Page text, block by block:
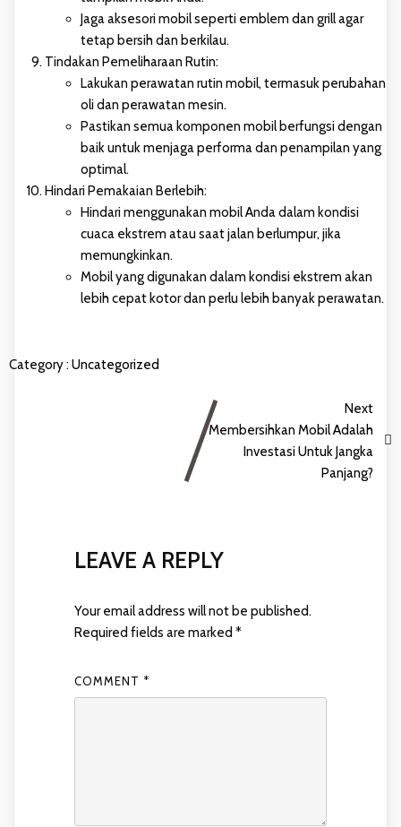
Jaga aksesori mobil seperti emblem dan grill agar
tetap bersih dan berkilau.
Tindakan Pemeliharaan Rutin:
Lakukan perawatan rutin mobil, termasuk perubahan
oli dan perawatan mesin.
Pastikan semua komponen mobil berfungsi dengan
baik untuk menjaga performa dan penampilan yang
optimal.
Hindari Pemakaian Berlebih:
Hindari menggunakan mobil Anda dalam kondisi
cuaca ekstrem atau saat jalan berlumpur, jika
memungkinkan.
Mobil yang digunakan dalam kondisi ekstrem akan
lebih cepat kotor dan perlu lebih banyak perawatan.
Category : Uncategorized
Next
Membersihkan Mobil Adalah
Investasi Untuk Jangka
Panjang?
LEAVE A REPLY
Your email address will not be published.
Required fields are marked *
COMMENT *